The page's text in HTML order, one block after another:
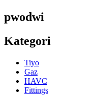
pwodwi
Kategori
Tiyo
Gaz
HAVC
Fittings